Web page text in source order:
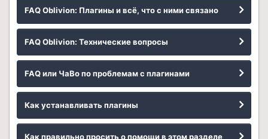
FAQ Oblivion: Плагины и всё, что с ними связано
FAQ Oblivion: Технические вопросы
FAQ или ЧаВо по проблемам с плагинами
Как устанавливать плагины
Как правильно просить о помощи в этом разделе